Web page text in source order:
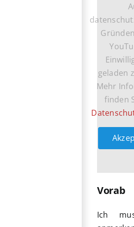
geladen
Mehr
finden
Vorab
Ich